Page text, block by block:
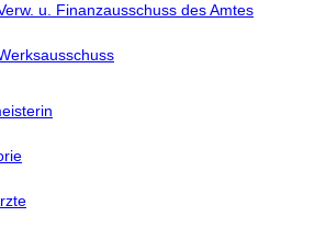
u. Finanzausschuss des Amtes